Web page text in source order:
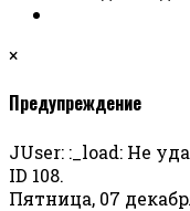
×
Предупреждение
JUser: :_load: Не
ID 108.
Пятница, 07